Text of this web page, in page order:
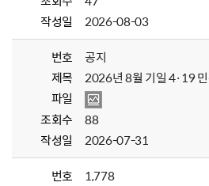
작성일
2026-08-03
번호
공지
제목
2026년 8월 기일 4·19
파일
조회수
88
작성일
2026-07-31
번호
1,778